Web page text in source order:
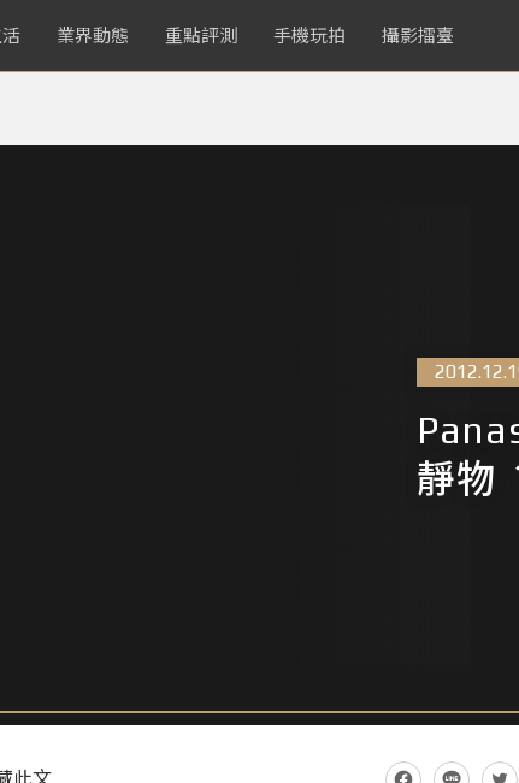
業界動態 重點評測 手機玩拍 攝影擂臺
靜物